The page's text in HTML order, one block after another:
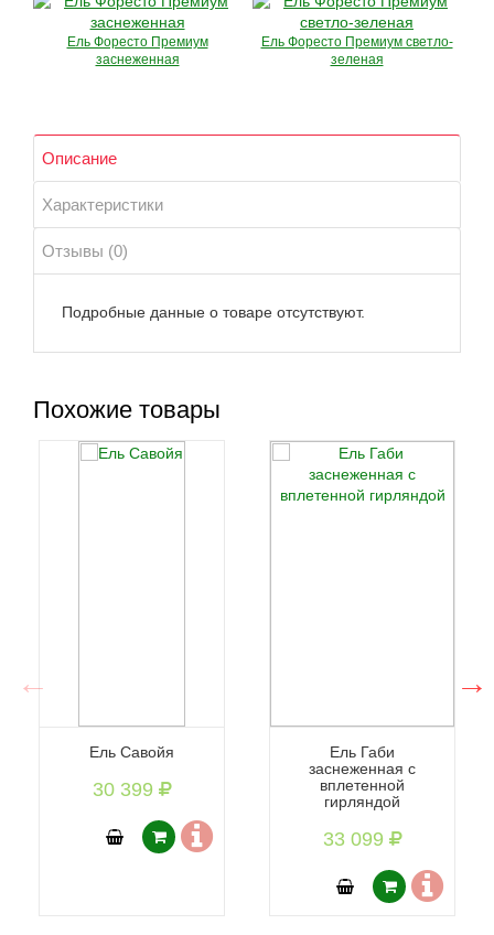
Ель Форесто Премиум
заснеженная
Ель Форесто Премиум светло-
зеленая
Описание
Характеристики
Отзывы (0)
Подробные данные о товаре отсутствуют.
Похожие товары
Ель Савойя
30 399
Ель Габи
заснеженная с
вплетенной
гирляндой
33 099